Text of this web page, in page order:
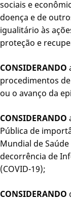
sociais e
doença e de
igualitário às
proteção e
CONSIDERANDO
procedimentos
ou o avanço da
CONSIDERANDO
Pública de
Mundial de
decorrência de
(COVID-19);
CONSIDERANDO